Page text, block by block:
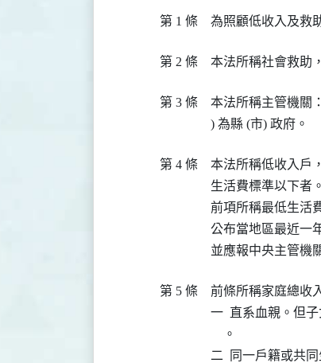
第 1 條 為照顧低收入及救
第 2 條 本法所稱社會救助
第 3 條
本法所稱主管機關
) 為縣 (市) 政府。
第 4 條
本法所稱低收入戶
生活費標準以下者。
前項所稱最低生活
公布當地區最近一
並應報中央主管機
第 5 條
前條所稱家庭總收
一  直系血親。但
    。
二  同一戶籍或共